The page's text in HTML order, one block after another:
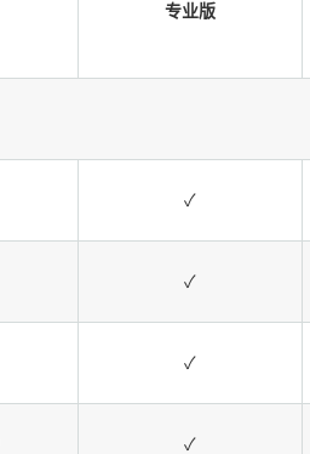
专业版
✓
✓
✓
✓